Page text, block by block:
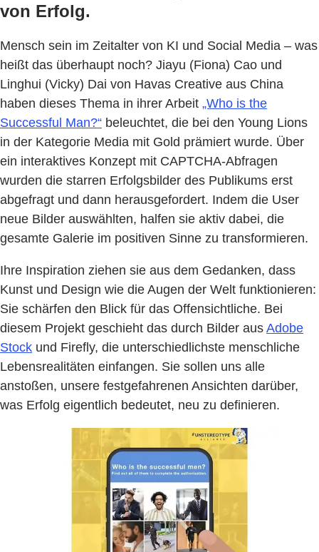
von Erfolg.
Mensch sein im Zeitalter von KI und Social Media – was
heißt das überhaupt noch? Jiayu (Fiona) Cao und
Linghui (Vicky) Dai von Havas Creative aus China
haben dieses Thema in ihrer Arbeit „Who is the
Successful Man?“ beleuchtet, die bei den Young Lions
in der Kategorie Media mit Gold prämiert wurde. Über
ein interaktives Konzept mit CAPTCHA-Abfragen
wurden die starren Erfolgsbilder des Publikums erst
abgefragt und dann herausgefordert. Indem die User
neue Bilder auswählten, halfen sie aktiv dabei, die
gesamte Galerie im positiven Sinne zu transformieren.
Ihre Inspiration ziehen sie aus dem Gedanken, dass
Kunst und Design wie die Augen der Welt funktionieren:
Sie schärfen den Blick für das Offensichtliche. Bei
diesem Projekt geschieht das durch Bilder aus Adobe
Stock und Firefly, die unterschiedlichste menschliche
Lebensrealitäten einfangen. Sie sollen uns alle
anstoßen, unsere festgefahrenen Ansichten darüber,
was Erfolg eigentlich bedeutet, neu zu definieren.